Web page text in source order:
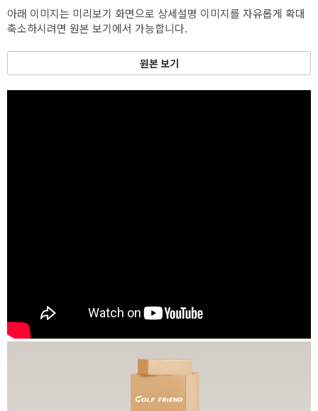
아래 이미지는 미리보기 화면으로 상세설명 이미지를 자유롭게 확대
축소하시려면 원본 보기에서 가능합니다.
원본 보기